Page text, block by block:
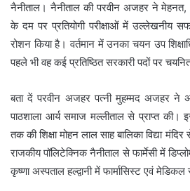
नैनीताल। नैनीताल की परवीन अजहर ने मेहनत,
के दम पर प्रतियोगी परीक्षाओं में उल्लेखनीय
रोशन किया है। वर्तमान में उनका चयन उप
पहले भी वह कई प्रतिष्ठित सरकारी पदों पर
बता दें परवीन अजहर पत्नी मुहम्मद अजहर ने
पाठशाला आर्य समाज मल्लीताल से प्राप्त की।
तक की शिक्षा मोहन लाल साह बालिका विद्या
राजकीय पॉलिटेक्निक नैनीताल से फार्मेसी में
कृष्णा अस्पताल हल्द्वानी में फार्मासिस्ट एवं